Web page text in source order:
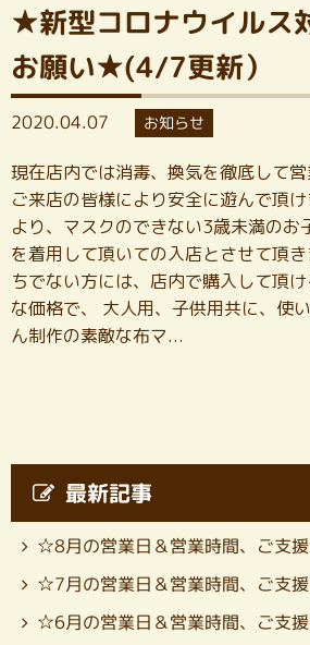
★新型コロナウイルス
お願い★(4/7更新）
2020.04.07 お知らせ
現在店内では消毒、換気を徹底して営
ご来店の皆様により安全に遊んで頂
より、マスクのできない3歳未満のお
を着用して頂いての入店とさせて頂
ちでない方には、店内で購入して頂
な価格で、 大人用、子供用共に、使
ん制作の素敵な布マ...
最新記事
☆8月の営業日＆営業時間、ご支
☆7月の営業日＆営業時間、ご支
☆6月の営業日＆営業時間、ご支